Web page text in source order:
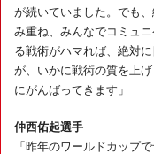
が続いていました。でも
み重ね、みんなでコミュ
る戦術がハマれば、絶対
が、いかに戦術の質を上
にがんばってきます」
仲西佑起選手
「昨年のワールドカップ